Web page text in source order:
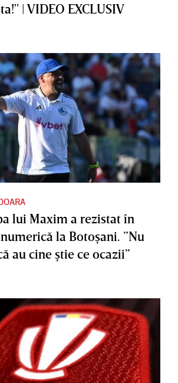
| VIDEO EXCLUSIV
lui Maxim a rezistat în
la Botoşani. ”Nu
au cine ştie ce ocazii”